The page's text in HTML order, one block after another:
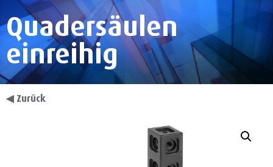
Quadersäulen
einreihig
◀ Zurück